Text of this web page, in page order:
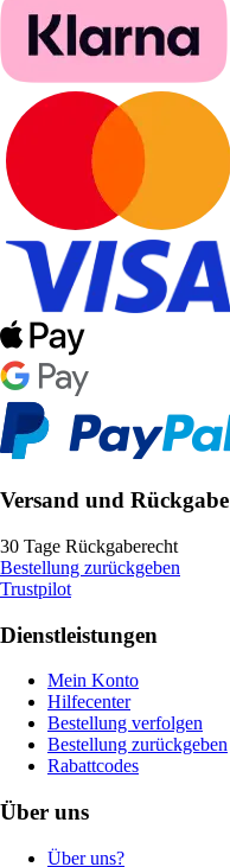
Versand und Rückgabe
30 Tage Rückgaberecht
Bestellung zurückgeben
Trustpilot
Dienstleistungen
Mein Konto
Hilfecenter
Bestellung verfolgen
Bestellung zurückgeben
Rabattcodes
Über uns
Über uns?